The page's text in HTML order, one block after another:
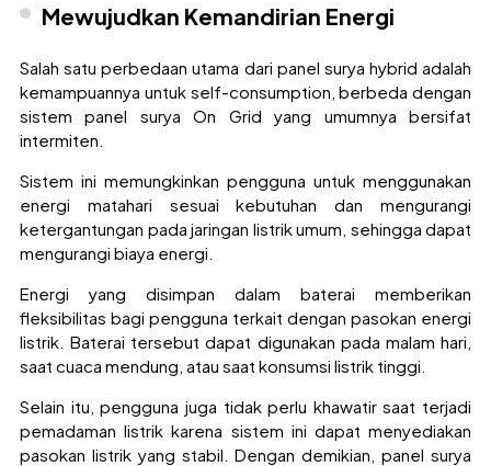
Mewujudkan Kemandirian Energi
Salah satu perbedaan utama dari panel surya hybrid adalah
kemampuannya untuk self-consumption, berbeda dengan
sistem panel surya On Grid yang umumnya bersifat
intermiten.
Sistem ini memungkinkan pengguna untuk menggunakan
energi matahari sesuai kebutuhan dan mengurangi
ketergantungan pada jaringan listrik umum, sehingga dapat
mengurangi biaya energi.
Energi yang disimpan dalam baterai memberikan
fleksibilitas bagi pengguna terkait dengan pasokan energi
listrik. Baterai tersebut dapat digunakan pada malam hari,
saat cuaca mendung, atau saat konsumsi listrik tinggi.
Selain itu, pengguna juga tidak perlu khawatir saat terjadi
pemadaman listrik karena sistem ini dapat menyediakan
pasokan listrik yang stabil. Dengan demikian, panel surya